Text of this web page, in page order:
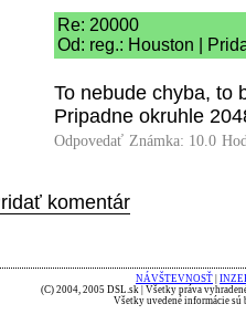
Re: 20000
Od: reg.: Houston |
To nebude chyba, to
Pripadne okruhle
Odpovedať Známka: 10.0
komentár
NÁVŠTEVNOSŤ
(C) 2004, 2005 DSL.sk | Všetky práva
Všetky uvedené informácie sú